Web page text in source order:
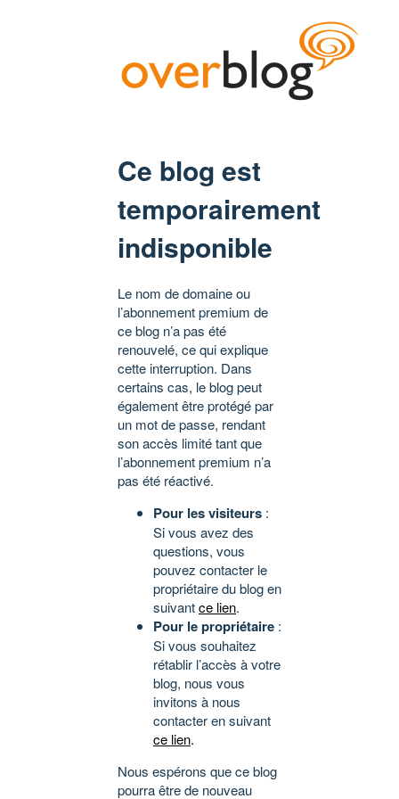
Ce blog est
temporairement
indisponible
Le nom de domaine ou
l’abonnement premium de
ce blog n’a pas été
renouvelé, ce qui explique
cette interruption. Dans
certains cas, le blog peut
également être protégé par
un mot de passe, rendant
son accès limité tant que
l’abonnement premium n’a
pas été réactivé.
Pour les visiteurs :
Si vous avez des
questions, vous
pouvez contacter le
propriétaire du blog en
suivantce lien.
Pour le propriétaire :
Si vous souhaitez
rétablir l’accès à votre
blog, nous vous
invitons à nous
contacter en suivant
ce lien.
Nous espérons que ce blog
pourra être de nouveau